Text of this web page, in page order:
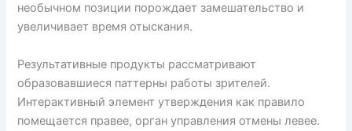
необычном позиции порождает замешательство и
увеличивает время отыскания.
Результативные продукты рассматривают
образовавшиеся паттерны работы зрителей.
Интерактивный элемент утверждения как правило
помещается правее, орган управления отмены левее.